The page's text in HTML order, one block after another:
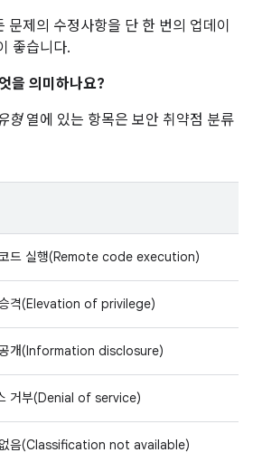
문제의 수정사항을 단 한 번의 업데이
좋습니다.
을 의미하나요?
형열에 있는 항목은 보안 취약점 분류
드 실행(Remote code execution)
격(Elevation of privilege)
개(Information disclosure)
거부(Denial of service)
음(Classification not available)